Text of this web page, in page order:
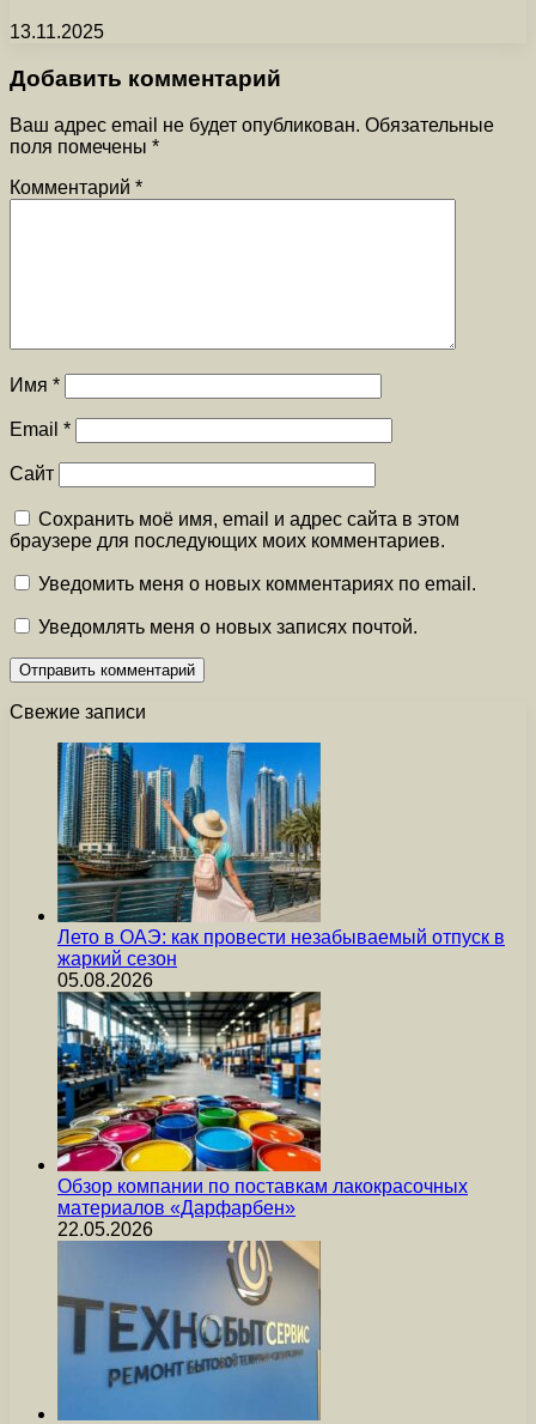
13.11.2025
Добавить комментарий
Ваш адрес email не будет опубликован. Обязательные
поля помечены *
Комментарий *
Имя *
Email *
Сайт
Сохранить моё имя, email и адрес сайта в этом
браузере для последующих моих комментариев.
Уведомить меня о новых комментариях по email.
Уведомлять меня о новых записях почтой.
Свежие записи
Лето в ОАЭ: как провести незабываемый отпуск в
жаркий сезон
05.08.2026
Обзор компании по поставкам лакокрасочных
материалов «Дарфарбен»
22.05.2026